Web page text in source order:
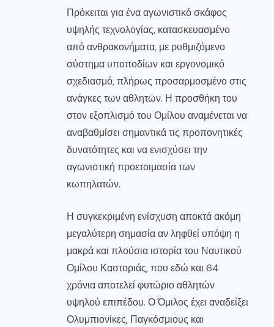
Πρόκειται για ένα αγωνιστικό σκάφος
υψηλής τεχνολογίας, κατασκευασμένο
από ανθρακονήματα, με ρυθμιζόμενο
σύστημα υποποδίων και εργονομικό
σχεδιασμό, πλήρως προσαρμοσμένο στις
ανάγκες των αθλητών. Η προσθήκη του
στον εξοπλισμό του Ομίλου αναμένεται να
αναβαθμίσει σημαντικά τις προπονητικές
δυνατότητες και να ενισχύσει την
αγωνιστική προετοιμασία των
κωπηλατών.
Η συγκεκριμένη ενίσχυση αποκτά ακόμη
μεγαλύτερη σημασία αν ληφθεί υπόψη η
μακρά και πλούσια ιστορία του Ναυτικού
Ομίλου Καστοριάς, που εδώ και 64
χρόνια αποτελεί φυτώριο αθλητών
υψηλού επιπέδου. Ο Όμιλος έχει αναδείξει
Ολυμπιονίκες, Παγκόσμιους και